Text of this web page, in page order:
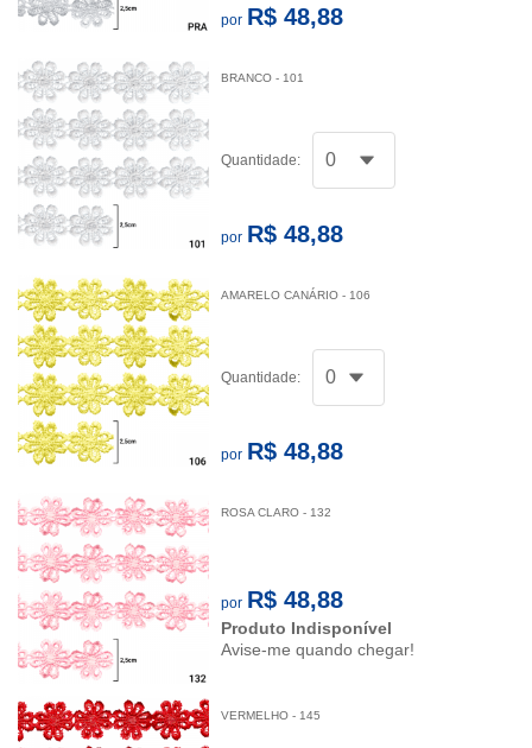
por R$ 48,88
BRANCO - 101
Quantidade:
por R$ 48,88
AMARELO CANÁRIO - 106
Quantidade:
por R$ 48,88
ROSA CLARO - 132
por R$ 48,88
Produto Indisponível
Avise-me quando chegar!
VERMELHO - 145